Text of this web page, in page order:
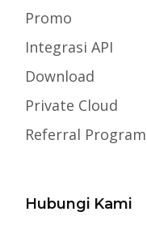
Promo
Integrasi API
Download
Private Cloud
Referral Program
Hubungi Kami